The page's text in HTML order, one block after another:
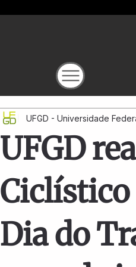
UFGD
Ciclístico
Dia do
UFGD - Universidade